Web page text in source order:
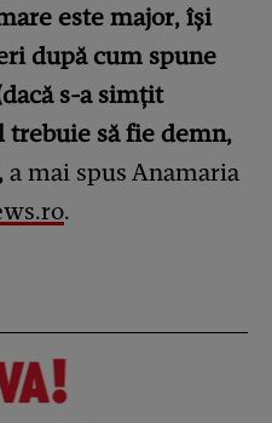
este major, își
după cum spune
s-a simțit
trebuie să fie demn,
a mai spus Anamaria
.